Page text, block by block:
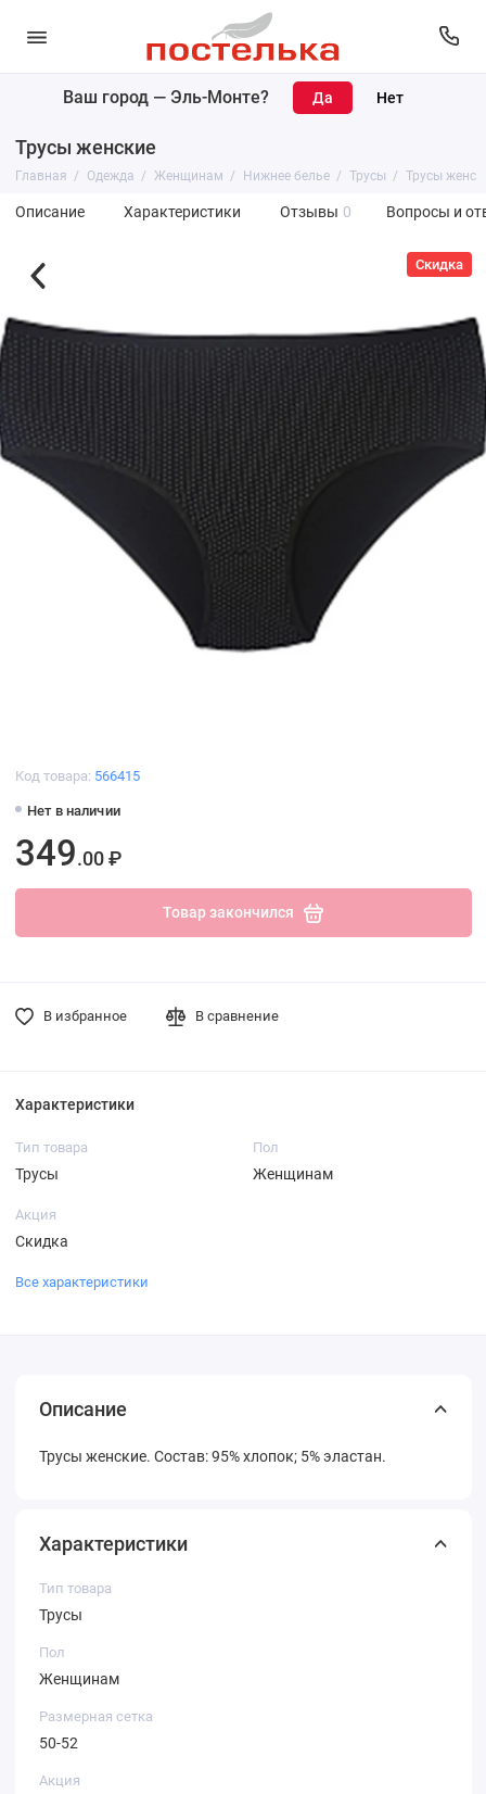
Ваш город — Эль-Монте?
Трусы женские
Главная Одежда Женщинам Нижнее белье Трусы Трусы
Описание Характеристики Отзывы 0 Вопросы и
Скидка
Код товара: 566415
Нет в наличии
349.00 ₽
Товар закончился
В избранное В сравнение
Характеристики
Тип товара
Трусы
Пол
Женщинам
Акция
Скидка
Все характеристики
Описание
Трусы женские. Состав: 95% хлопок; 5% эластан.
Характеристики
Тип товара
Трусы
Пол
Женщинам
Размерная сетка
50-52
Акция